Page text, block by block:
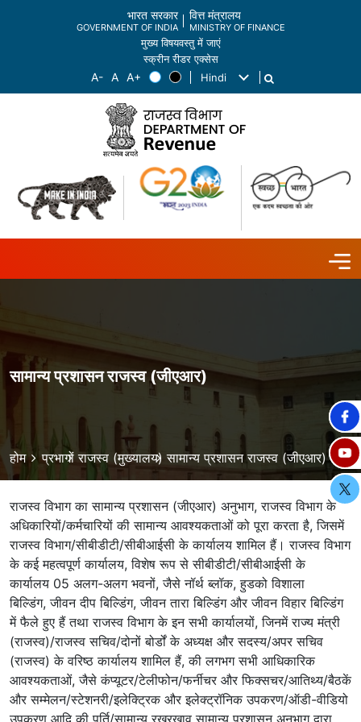
भारत सरकार
GOVERNMENT OF INDIA
वित्त मंत्रालय
MINISTRY OF FINANCE
मुख्य विषयवस्तु में जाएं
स्क्रीन रीडर एक्सेस
Hindi
List additional actions
सामान्य प्रशासन राजस्व (जीएआर)
Breadcrumb
होम प्रभागों राजस्व (मुख्यालय) सामान्य प्रशासन राजस्व (जीएआर)
राजस्व विभाग का सामान्य प्रशासन (जीएआर) अनुभाग, राजस्व विभाग के
अधिकारियों/कर्मचारियों की सामान्य आवश्यकताओं को पूरा करता है, जिसमें
राजस्व विभाग/सीबीडीटी/सीबीआईसी के कार्यालय शामिल हैं। राजस्व विभाग
के कई महत्वपूर्ण कार्यालय, विशेष रूप से सीबीडीटी/सीबीआईसी के
कार्यालय 05 अलग-अलग भवनों, जैसे नॉर्थ ब्लॉक, हुडको विशाला
बिल्डिंग, जीवन दीप बिल्डिंग, जीवन तारा बिल्डिंग और जीवन विहार बिल्डिंग
में फैले हुए हैं तथा राजस्व विभाग के इन सभी कार्यालयों, जिनमें राज्य मंत्री
(राजस्व)/राजस्व सचिव/दोनों बोर्डों के अध्यक्ष और सदस्य/अपर सचिव
(राजस्व) के वरिष्ठ कार्यालय शामिल हैं, की लगभग सभी आधिकारिक
आवश्यकताओं, जैसे कंप्यूटर/टेलीफोन/फर्नीचर और फिक्सचर/आतिथ्य/बैठकें
और सम्मेलन/स्टेशनरी/इलेक्ट्रिक और इलेक्ट्रॉनिक उपकरण/ऑडी-वीडियो